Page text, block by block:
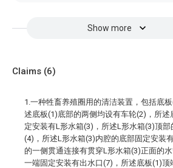
Show more
Claims (6)
1.一种牲畜养殖圈用的清洁装置，包括底
述底板(1)底部的两侧均设有车轮(2)，所述
定安装有L形水箱(3)，所述L形水箱(3)顶部
(4)，所述L形水箱(3)内腔的底部固定安装
的一侧贯通连接有贯穿L形水箱(3)正面的
一端固定安装有出水口(7)，所述底板(1)顶